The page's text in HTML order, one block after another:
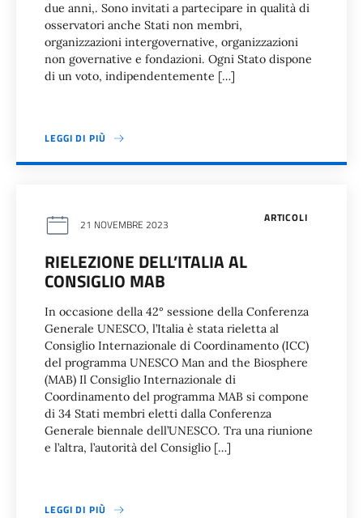
due anni,. Sono invitati a partecipare in qualità di
osservatori anche Stati non membri,
organizzazioni intergovernative, organizzazioni
non governative e fondazioni. Ogni Stato dispone
di un voto, indipendentemente […]
LEGGI DI PIÙ
ARTICOLI
21 NOVEMBRE 2023
RIELEZIONE DELL’ITALIA AL
CONSIGLIO MAB
In occasione della 42° sessione della Conferenza
Generale UNESCO, l’Italia è stata rieletta al
Consiglio Internazionale di Coordinamento (ICC)
del programma UNESCO Man and the Biosphere
(MAB) Il Consiglio Internazionale di
Coordinamento del programma MAB si compone
di 34 Stati membri eletti dalla Conferenza
Generale biennale dell’UNESCO. Tra una riunione
e l’altra, l’autorità del Consiglio […]
LEGGI DI PIÙ